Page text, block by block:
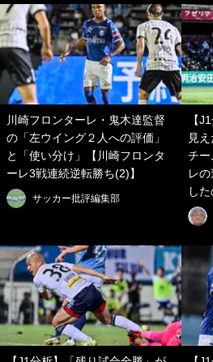
川崎フロンターレ・鬼木達監督
の「左ウイング２人への評価」
と「使い分け」【川崎フロンタ
ーレ3戦連続逆転勝ち(2)】
サッカー批評編集部
【
見
チー
レ
し